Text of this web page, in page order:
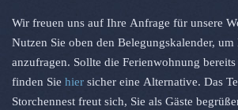
Wir freuen uns auf Ihre Anfrage für unsere
Nutzen Sie oben den Belegungskalender,
anzufragen. Sollte die Ferienwohnung bereits
finden Sie hier sicher eine Alternative. Das
Storchennest freut sich, Sie als Gäste